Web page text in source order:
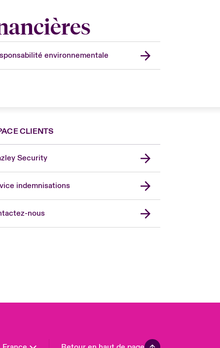
environnementale
CLIENTS
Security
indemnisations
nous
Kingdom